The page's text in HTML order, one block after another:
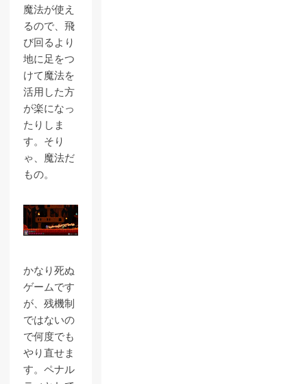
魔法が使え
るので、飛
び回るより
地に足をつ
けて魔法を
活用した方
が楽になっ
たりしま
す。そり
ゃ、魔法だ
もの。
かなり死ぬ
ゲームです
が、残機制
ではないの
で何度でも
やり直せま
す。ペナル